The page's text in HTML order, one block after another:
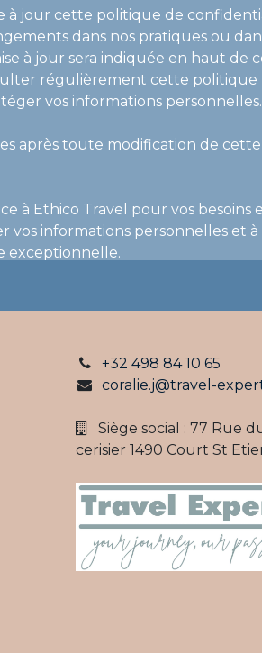
à jour cette politique de
dans nos pratiques ou
à jour sera indiquée en haut de
régulièrement cette
vos informations personnelles.
après toute modification de
à Ethico Travel pour vos besoins
vos informations personnelles et
exceptionnelle.
+32 498 84 10 65
coralie.j@travel-
Siège social : 77 Rue
cerisier 1490 Court St